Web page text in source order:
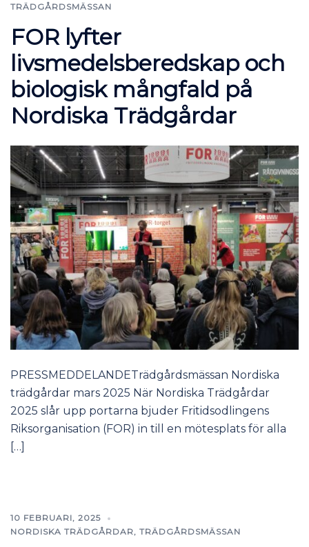
TRÄDGÅRDSMÄSSAN
FOR lyfter
livsmedelsberedskap och
biologisk mångfald på
Nordiska Trädgårdar
PRESSMEDDELANDETrädgårdsmässan Nordiska
trädgårdar mars 2025 När Nordiska Trädgårdar
2025 slår upp portarna bjuder Fritidsodlingens
Riksorganisation (FOR) in till en mötesplats för alla
[…]
10 FEBRUARI, 2025
NORDISKA TRÄDGÅRDAR, TRÄDGÅRDSMÄSSAN